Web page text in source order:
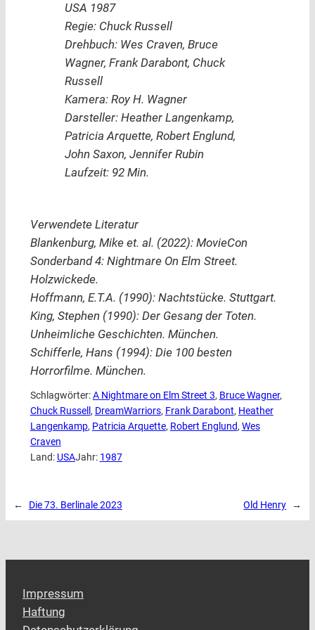
USA 1987
Regie: Chuck Russell
Drehbuch: Wes Craven, Bruce
Wagner, Frank Darabont, Chuck
Russell
Kamera: Roy H. Wagner
Darsteller: Heather Langenkamp,
Patricia Arquette, Robert Englund,
John Saxon, Jennifer Rubin
Laufzeit: 92 Min.
Verwendete Literatur
Blankenburg, Mike et. al. (2022): MovieCon
Sonderband 4: Nightmare On Elm Street.
Holzwickede.
Hoffmann, E.T.A. (1990): Nachtstücke. Stuttgart.
King, Stephen (1990): Der Gesang der Toten.
Unheimliche Geschichten. München.
Schifferle, Hans (1994): Die 100 besten
Horrorfilme. München.
Schlagwörter:A Nightmare on Elm Street 3, Bruce Wagner
Chuck Russell , DreamWarriors, Frank Darabont, Heather
Langenkamp, Patricia Arquette, Robert Englund, Wes
Craven
Land: USAJahr: 1987
← Die 73. Berlinale 2023 Old Henry →
Impressum
Haftung